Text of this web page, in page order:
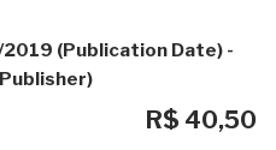
(Publication Date) -
R$ 40,50